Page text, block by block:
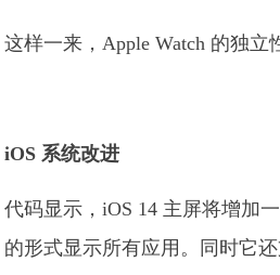
这样一来，Apple Watch 的独立
iOS 系统改进
代码显示，iOS 14 主屏将增加
的形式显示所有应用。同时它